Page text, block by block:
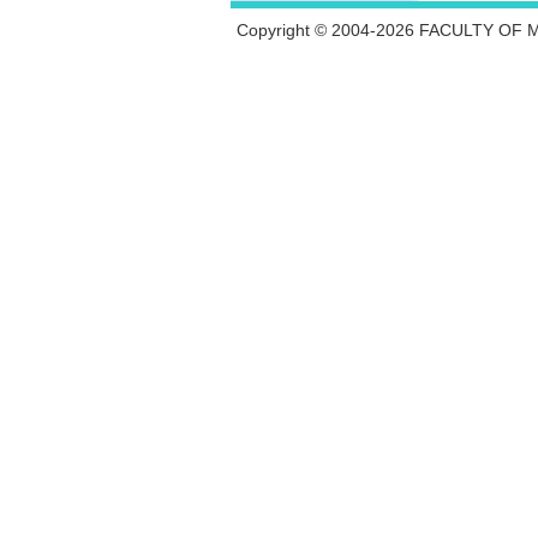
Copyright © 2004-2026 FACULTY OF